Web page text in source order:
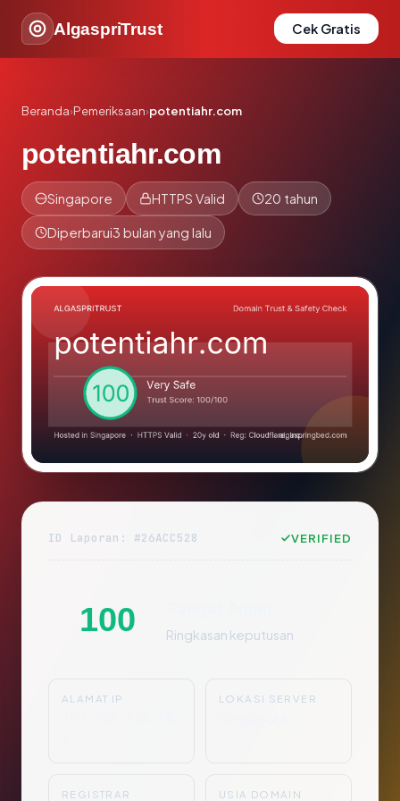
AlgaspriTrust Cek Gratis
Beranda›Pemeriksaan›potentiahr.com
potentiahr.com
Singapore HTTPS Valid 20 tahun
Diperbarui3 bulan yang lalu
ID Laporan: #26ACC528 VERIFIED
100 Ringkasan keputusan
ALAMAT IP LOKASI SERVER
REGISTRAR USIA DOMAIN